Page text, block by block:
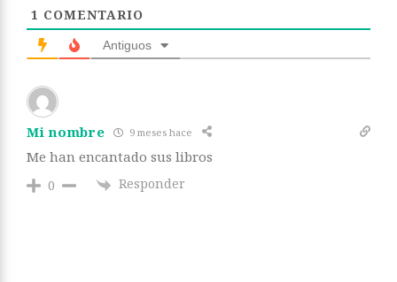
1 COMENTARIO
Antiguos
Mi nombre 9 meses hace
Me han encantado sus libros
0 Responder